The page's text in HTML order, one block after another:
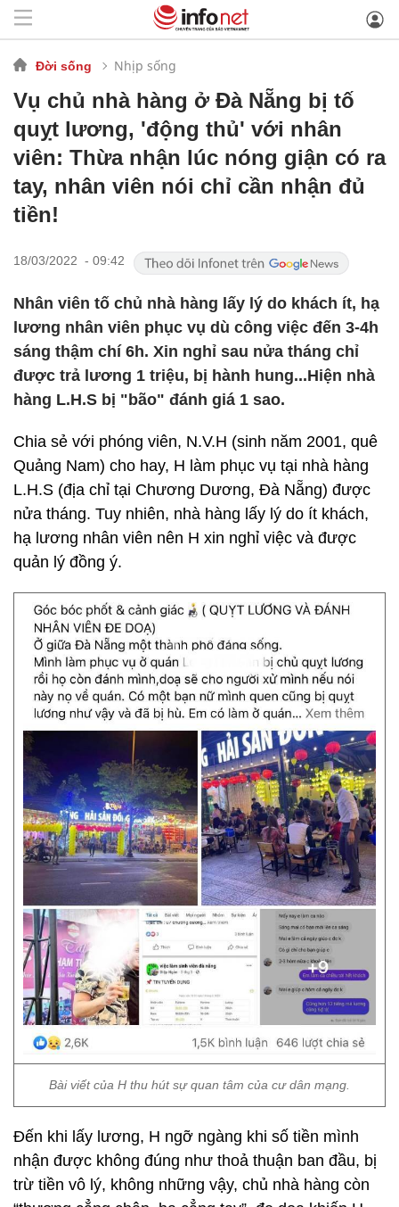
Đời sống Nhịp sống
Vụ chủ nhà hàng ở Đà Nẵng bị tố
quỵt lương, 'động thủ' với nhân
viên: Thừa nhận lúc nóng giận có ra
tay, nhân viên nói chỉ cần nhận đủ
tiền!
18/03/2022 - 09:42
Nhân viên tố chủ nhà hàng lấy lý do khách ít, hạ
lương nhân viên phục vụ dù công việc đến 3-4h
sáng thậm chí 6h. Xin nghỉ sau nửa tháng chỉ
được trả lương 1 triệu, bị hành hung...Hiện nhà
hàng L.H.S bị "bão" đánh giá 1 sao.
Chia sẻ với phóng viên, N.V.H (sinh năm 2001, quê
Quảng Nam) cho hay, H làm phục vụ tại nhà hàng
L.H.S (địa chỉ tại Chương Dương, Đà Nẵng) được
nửa tháng. Tuy nhiên, nhà hàng lấy lý do ít khách,
hạ lương nhân viên nên H xin nghỉ việc và được
quản lý đồng ý.
Bài viết của H thu hút sự quan tâm của cư dân mạng.
Đến khi lấy lương, H ngỡ ngàng khi số tiền mình
nhận được không đúng như thoả thuận ban đầu, bị
trừ tiền vô lý, không những vậy, chủ nhà hàng còn